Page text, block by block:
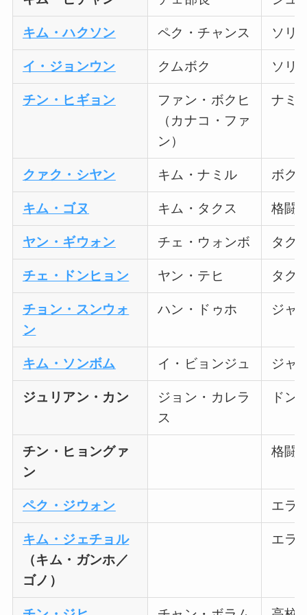
キム・ハクソン ペク・チャンス ソリ
イ・ジョンウン クムボク ソリ
チン・ヒギョン
ファン・ボクヒ
（カナコ・ファ
ン）
ナミ
クァク・シヤン キム・ナミル ボク
キム・ゴヌ キム・タクス 格闘
ヤン・ギウォン チェ・ウォンボ タク
チェ・ドンヒョン ヤン・テヒ タク
チョン・スンウォ
ン
ハン・ドゥホ ジャ
キム・ソンボム イ・ビョンジュ ジャ
ジュリアン・カン
ジョン・カレラ
ス
ドン
チン・ヒョングァ
ン
格闘
ペク・ジウォン エラ
キム・ジェチョル
（キム・ガンホ／
ゴノ）
エラ